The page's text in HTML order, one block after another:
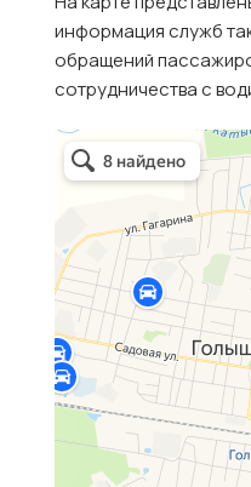
информация служб
обращений
сотрудничества с